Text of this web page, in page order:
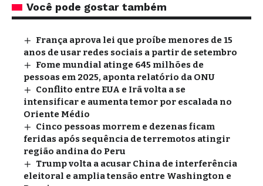
Você pode gostar também
França aprova lei que proíbe menores de 15
anos de usar redes sociais a partir de setembro
Fome mundial atinge 645 milhões de
pessoas em 2025, aponta relatório da ONU
Conflito entre EUA e Irã volta a se
intensificar e aumenta temor por escalada no
Oriente Médio
Cinco pessoas morrem e dezenas ficam
feridas após sequência de terremotos atingir
região andina do Peru
Trump volta a acusar China de interferência
eleitoral e amplia tensão entre Washington e